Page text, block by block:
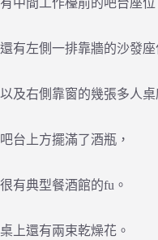
有中間工作檯前的吧台座位
還有左側一排靠牆的沙發座
以及右側靠窗的幾張多人桌
吧台上方擺滿了酒瓶，
很有典型餐酒館的fu。
桌上還有兩束乾燥花。